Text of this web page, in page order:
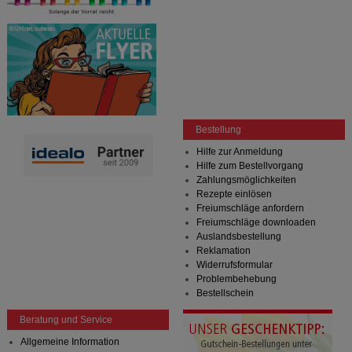
Bestellung
Hilfe zur Anmeldung
Hilfe zum Bestellvorgang
Zahlungsmöglichkeiten
Rezepte einlösen
Freiumschläge anfordern
Freiumschläge downloaden
Auslandsbestellung
Reklamation
Widerrufsformular
Problembehebung
Bestellschein
Beratung und Service
Allgemeine Information